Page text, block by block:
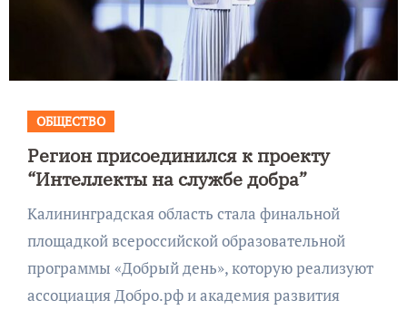
ОБЩЕСТВО
Регион присоединился к проекту
“Интеллекты на службе добра”
Калининградская область стала финальной
площадкой всероссийской образовательной
программы «Добрый день», которую реализуют
ассоциация Добро.рф и академия развития